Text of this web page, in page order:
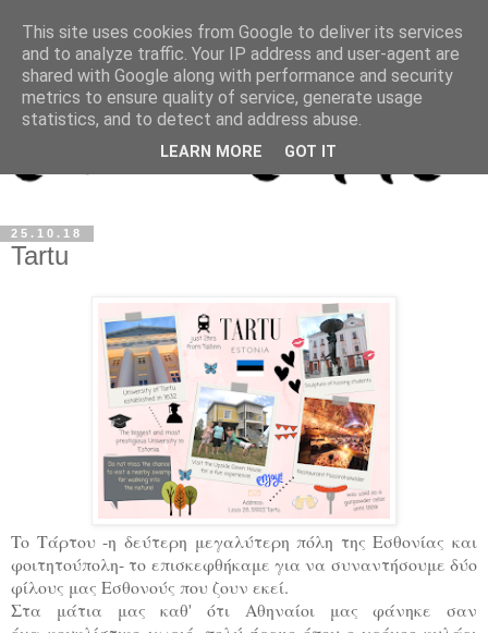
25.10.18
Tartu
To Τάρτου -η δεύτερη μεγαλύτερη πόλη της Εσθονίας και
φοιτητούπολη- το επισκεφθήκαμε για να συναντήσουμε δύο
φίλους μας Εσθονούς που ζουν εκεί.
Στα μάτια μας καθ' ότι Αθηναίοι μας φάνηκε σαν
This site uses cookies from Google to deliver its services
and to analyze traffic. Your IP address and user-agent are
shared with Google along with performance and security
metrics to ensure quality of service, generate usage
statistics, and to detect and address abuse.
LEARN MORE GOT IT